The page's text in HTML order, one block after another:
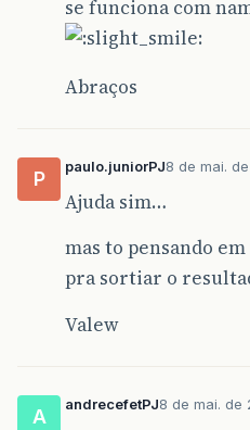
se funciona com
Abraços
P
paulo.juniorPJ8 de mai.
Ajuda sim…
mas to pensando
pra sortiar o
Valew
A
andrecefetPJ8 de mai. de